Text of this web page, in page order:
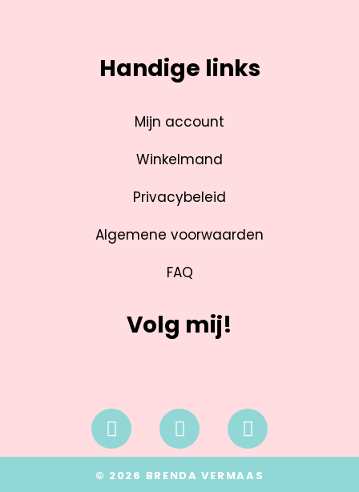
Handige links
Mijn account
Winkelmand
Privacybeleid
Algemene voorwaarden
FAQ
Volg mij!
© 2026 BRENDA VERMAAS